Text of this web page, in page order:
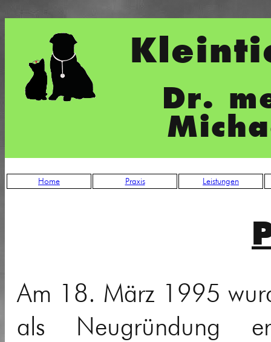
Dr.
Home Praxis Leistungen
Am 18. März 1995
als Neugründung